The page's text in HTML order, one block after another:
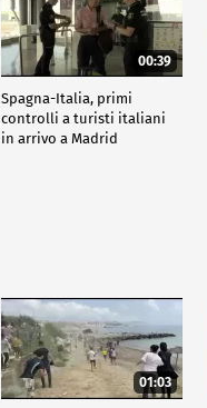
00:39
Spagna-Italia, primi
controlli a turisti italiani
in arrivo a Madrid
01:03